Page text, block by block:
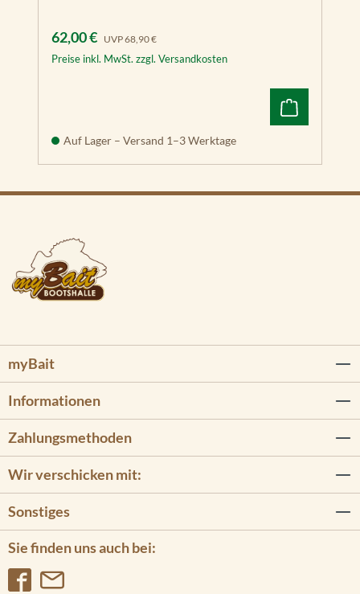
Verkaufspreis:
62,00 € UVP68,90 €
Preise inkl. MwSt. zzgl. Versandkosten
Auf Lager – Versand 1–3 Werktage
myBait
Informationen
Sie finden uns auch bei:
Zahlungsmethoden
Wir verschicken mit:
Sonstiges